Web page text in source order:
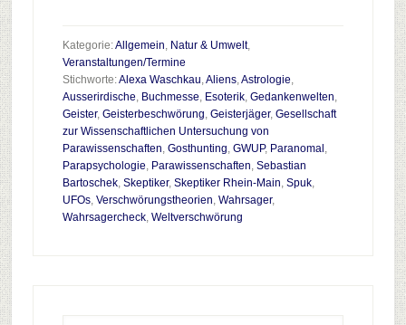
Die
Welt
des
Paranormalen
skeptisch
gesehen
Kategorie:Allgemein, Natur & Umwelt,
Veranstaltungen/Termine
Stichworte:Alexa Waschkau,Aliens,Astrologie,
Ausserirdische, Buchmesse, Esoterik, Gedankenwelten,
Geister, Geisterbeschwörung, Geisterjäger, Gesellschaft
zur Wissenschaftlichen Untersuchung von
Parawissenschaften, Gosthunting, GWUP, Paranomal ,
Parapsychologie, Parawissenschaften, Sebastian
Bartoschek, Skeptiker, Skeptiker Rhein-Main, Spuk,
UFOs, Verschwörungstheorien, Wahrsager,
Wahrsagercheck, Weltverschwörung